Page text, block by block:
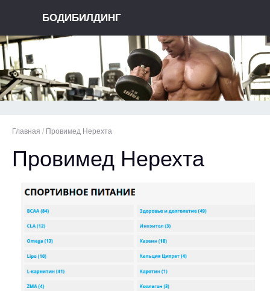
БОДИБИЛДИНГ
Главная / Провимед Нерехта
Провимед Нерехта